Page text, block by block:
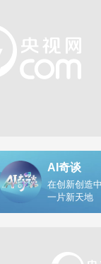
AI奇谈
在创新创造
一片新天地